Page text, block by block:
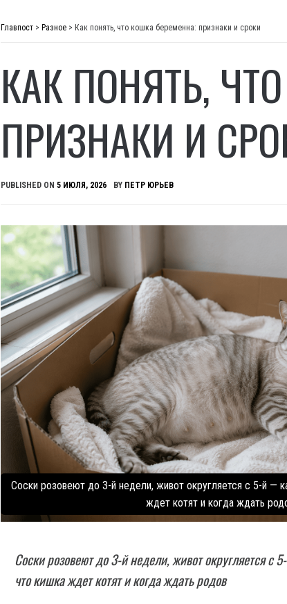
Главпост > Разное > Как понять, что кошка беременна: признаки и сроки
КАК ПОНЯТЬ,
ПРИЗНАКИ И
PUBLISHED ON 5 ИЮЛЯ, 2026 BY ПЕТР ЮРЬЕВ
Соски розовеют до 3-й недели, живот округляется с 5-й —
ждет котят и когда ждать
Соски розовеют до 3-й недели, живот округляется с
что кишка ждет котят и когда ждать родов